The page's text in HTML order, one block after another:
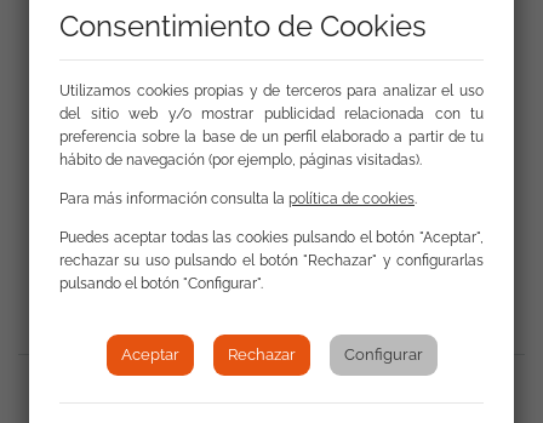
Volver a Actualidad
Compartir:
Consentimiento de Cookies
Utilizamos cookies propias y de terceros para analizar el uso
del sitio web y/o mostrar publicidad relacionada con tu
preferencia sobre la base de un perfil elaborado a partir de tu
hábito de navegación (por ejemplo, páginas visitadas).
Para más información consulta la política de cookies.
Puedes aceptar todas las cookies pulsando el botón "Aceptar",
rechazar su uso pulsando el botón "Rechazar" y configurarlas
pulsando el botón "Configurar".
Aceptar Rechazar Configurar